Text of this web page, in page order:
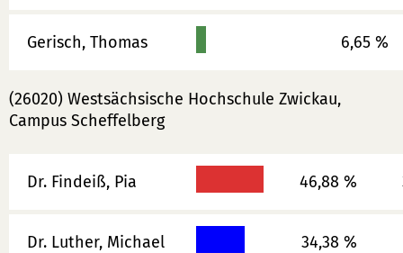
Gerisch, Thomas 6,65 %
(26020) Westsächsische Hochschule Zwickau,
Campus Scheffelberg
Dr. Findeiß, Pia 46,88 %
Dr. Luther, Michael 34,38 %